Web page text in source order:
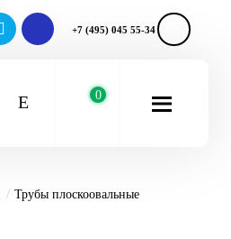
+7 (495) 045 55-34
0
Трубы плоскоовальные